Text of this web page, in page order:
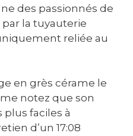
des passionnés de
par la tuyauterie
reliée au
en grès cérame le
notez que son
faciles à
d’un 17:08